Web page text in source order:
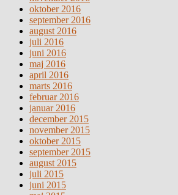
oktober 2016
september 2016
august 2016
juli 2016
juni 2016
maj 2016
april 2016
marts 2016
februar 2016
januar 2016
december 2015
november 2015
oktober 2015
september 2015
august 2015
juli 2015
juni 2015